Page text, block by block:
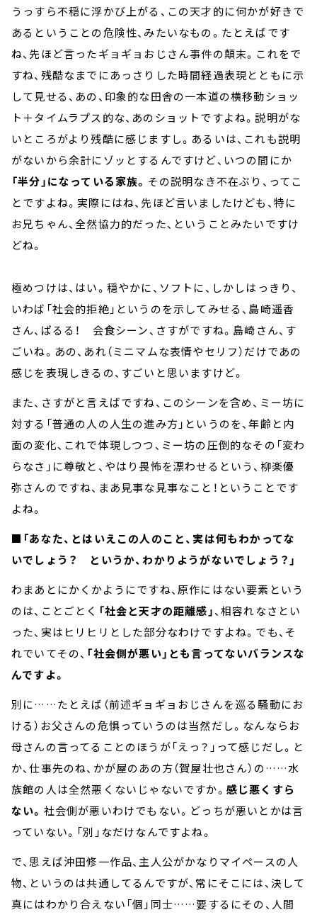
うっすら不穏に浮かび上がる、この天才的に何かが好きで
あるということの危険性、みたいなもの。たとえばです
ね、先ほど言ったギョギョおじさん事件の顛末。これをで
すね、残酷なまでにあっさりした時間経過表現とともに示
して見せる、あの、印象的な田舎の一本道の横移動ショッ
ト＋タイムラプス的な、あのショットですよね。説明がな
いところがより残酷に感じますし。あるいは、これも説明
がないから余計にゾッとするんですけど、いつの間にか
「半分」になっている家族。 その説明なき不在ぶり、ってこ
とですよね。実際にはね、先ほど言いましたけども、特に
お兄ちゃん、全然協力的だった、ということみたいですけ
どね。
極めつけは、はい。穏やかに、ソフトに、しかしはっきり、
いわば「社会的拒絶」というのを示してみせる、島崎遥香
さん、ぱるる！ 会食シーン、さすがですね。島崎さん、す
ごいね。あの、あれ（ミニマムな表情やセリフ）だけであの
感じを表現しきるの、すごいと思いますけど。
また、さすがと言えばですね、このシーンを含め、ミー坊に
対する「普通の人の人生の進み方」というのを、年齢と内
面の変化、これで体現しつつ、ミー坊の圧倒的なその「変わ
らなさ」に尊敬と、やはり畏怖を漂わせるという、柳楽優
弥さんのですね、まあ見事な見事なこと！ということです
よね。
■ 「あなた、とはいえこの人のこと、実は何もわかってな
いでしょう？ というか、わかりようがないでしょう？」
わまあとにかくかようにですね、原作にはない要素という
のは、ことごとく 「社会と天才の距離感」、相容れなさとい
った、実はヒリヒリとした部分なわけですよね。でも、そ
れでいてその、 「社会側が悪い」とも言ってないバランスな
んですよ。
別に……たとえば（前述ギョギョおじさんを巡る騒動にお
ける）お父さんの危惧っていうのは当然だし。なんならお
母さんの言ってることのほうが「えっ？」って感じだし。と
か、仕事先のね、かが屋のあの方（賀屋壮也さん）の……水
族館の人は全然悪くないじゃないですか。 感じ悪くすら
ない。 社会側が悪いわけでもない。どっちが悪いとかは言
っていない。「別」なだけなんですよね。
で、思えば沖田修一作品、主人公がかなりマイペースの人
物、というのは共通してるんですが、常にそこには、決して
真にはわかり合えない「個」同士……要するにその、人間